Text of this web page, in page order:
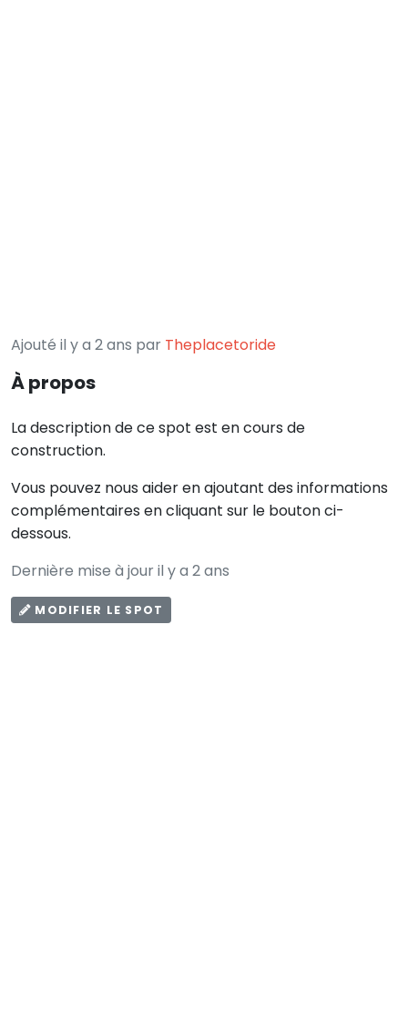
Ajouté il y a 2 ans par Theplacetoride
À propos
La description de ce spot est en cours de
construction.
Vous pouvez nous aider en ajoutant des informations
complémentaires en cliquant sur le bouton ci-
dessous.
Dernière mise à jour il y a 2 ans
MODIFIER LE SPOT